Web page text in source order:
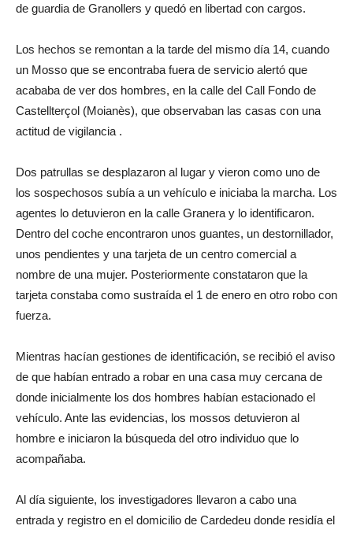
de guardia de Granollers y quedó en libertad con cargos.
Los hechos se remontan a la tarde del mismo día 14, cuando
un Mosso que se encontraba fuera de servicio alertó que
acababa de ver dos hombres, en la calle del Call Fondo de
Castellterçol (Moianès), que observaban las casas con una
actitud de vigilancia .
Dos patrullas se desplazaron al lugar y vieron como uno de
los sospechosos subía a un vehículo e iniciaba la marcha. Los
agentes lo detuvieron en la calle Granera y lo identificaron.
Dentro del coche encontraron unos guantes, un destornillador,
unos pendientes y una tarjeta de un centro comercial a
nombre de una mujer. Posteriormente constataron que la
tarjeta constaba como sustraída el 1 de enero en otro robo con
fuerza.
Mientras hacían gestiones de identificación, se recibió el aviso
de que habían entrado a robar en una casa muy cercana de
donde inicialmente los dos hombres habían estacionado el
vehículo. Ante las evidencias, los mossos detuvieron al
hombre e iniciaron la búsqueda del otro individuo que lo
acompañaba.
Al día siguiente, los investigadores llevaron a cabo una
entrada y registro en el domicilio de Cardedeu donde residía el